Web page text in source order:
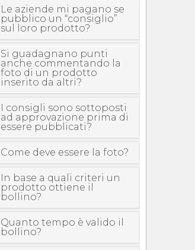
Le aziende mi pagano se
pubblico un “consiglio”
sul loro prodotto?
Si guadagnano punti
anche commentando la
foto di un prodotto
inserito da altri?
I consigli sono sottoposti
ad approvazione prima di
essere pubblicati?
Come deve essere la foto?
In base a quali criteri un
prodotto ottiene il
bollino?
Quanto tempo è valido il
bollino?